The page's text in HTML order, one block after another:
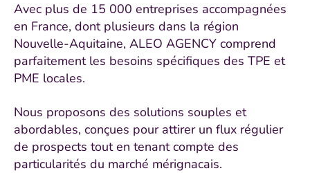
Avec plus de 15 000 entreprises accompagnées
en France, dont plusieurs dans la région
Nouvelle-Aquitaine, ALEO AGENCY comprend
parfaitement les besoins spécifiques des TPE et
PME locales.
Nous proposons des solutions souples et
abordables, conçues pour attirer un flux régulier
de prospects tout en tenant compte des
particularités du marché mérignacais.